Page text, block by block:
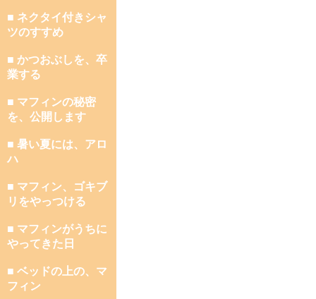
■ ネクタイ付きシャ
ツのすすめ
■ かつおぶしを、卒
業する
■ マフィンの秘密
を、公開します
■ 暑い夏には、アロ
ハ
■ マフィン、ゴキブ
リをやっつける
■ マフィンがうちに
やってきた日
■ ベッドの上の、マ
フィン